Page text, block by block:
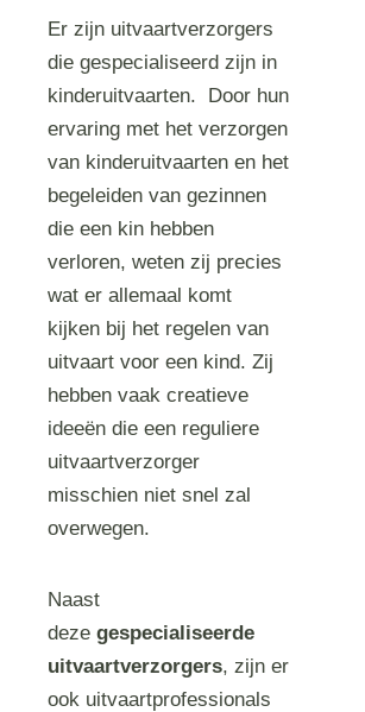
Er zijn uitvaartverzorgers
die gespecialiseerd zijn in
kinderuitvaarten. Door hun
ervaring met het verzorgen
van kinderuitvaarten en het
begeleiden van gezinnen
die een kin hebben
verloren, weten zij precies
wat er allemaal komt
kijken bij het regelen van
uitvaart voor een kind. Zij
hebben vaak creatieve
ideeën die een reguliere
uitvaartverzorger
misschien niet snel zal
overwegen.
Naast
dezegespecialiseerde
uitvaartverzorgers, zijn er
ook uitvaartprofessionals